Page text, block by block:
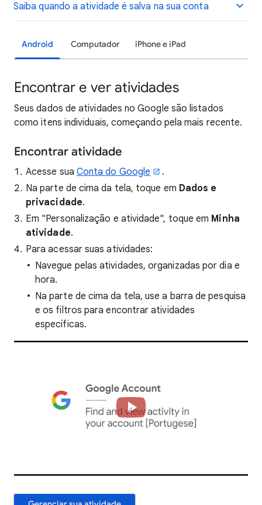
Saiba quando a atividade é salva na sua conta
Android Computador iPhone e iPad
Encontrar e ver atividades
Seus dados de atividades no Google são listados
como itens individuais, começando pela mais recente.
Encontrar atividade
Acesse sua Conta do Google
.
Na parte de cima da tela, toque em Dados e
privacidade.
Em "Personalização e atividade", toque em Minha
atividade.
Para acessar suas atividades:
Navegue pelas atividades, organizadas por dia e
hora.
Na parte de cima da tela, use a barra de pesquisa
e os filtros para encontrar atividades
específicas.